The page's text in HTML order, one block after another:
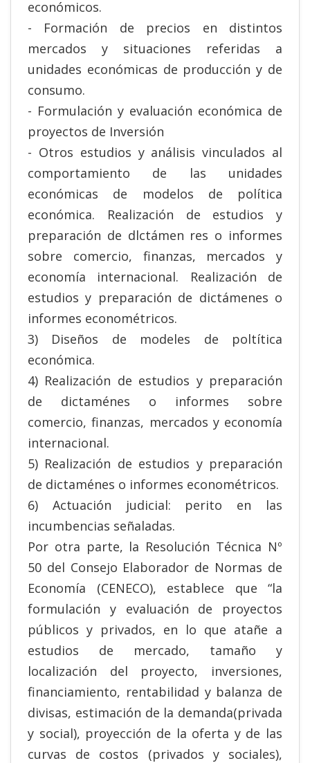
económicos.
- Formación de precios en distintos
mercados y situaciones referidas a
unidades económicas de producción y de
consumo.
- Formulación y evaluación económica de
proyectos de Inversión
- Otros estudios y análisis vinculados al
comportamiento de las unidades
económicas de modelos de política
económica. Realización de estudios y
preparación de dlctámen res o informes
sobre comercio, finanzas, mercados y
economía internacional. Realización de
estudios y preparación de dictámenes o
informes econométricos.
3) Diseños de modeles de poltítica
económica.
4) Realización de estudios y preparación
de dictaménes o informes sobre
comercio, finanzas, mercados y economía
internacional.
5) Realización de estudios y preparación
de dictaménes o informes econométricos.
6) Actuación judicial: perito en las
incumbencias señaladas.
Por otra parte, la Resolución Técnica Nº
50 del Consejo Elaborador de Normas de
Economía (CENECO), establece que “la
formulación y evaluación de proyectos
públicos y privados, en lo que atañe a
estudios de mercado, tamaño y
localización del proyecto, inversiones,
financiamiento, rentabilidad y balanza de
divisas, estimación de la demanda(privada
y social), proyección de la oferta y de las
curvas de costos (privados y sociales),